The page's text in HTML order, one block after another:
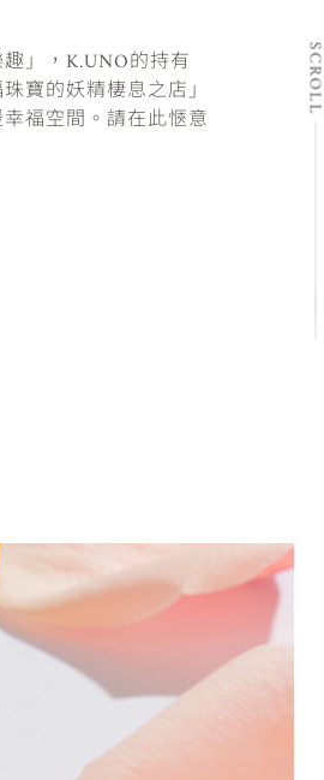
」，K.UNO的持有
寶的妖精棲息之店」
福空間。請在此愜意